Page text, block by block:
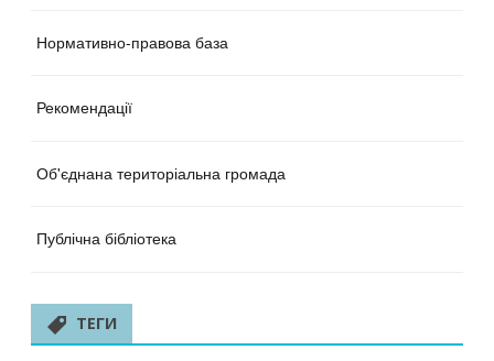
Нормативно-правова база
Рекомендації
Об'єднана територіальна громада
Публічна бібліотека
ТЕГИ